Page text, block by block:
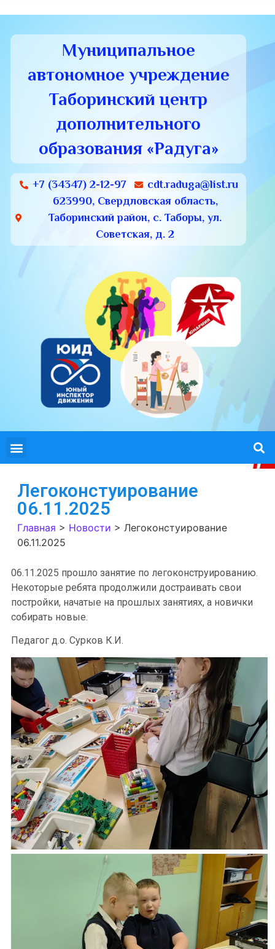
Муниципальное
автономное учреждение
Таборинский центр
дополнительного
образования «Радуга»
+7 (34347) 2-12-97
cdt.raduga@list.ru
623990, Свердловская область,
Таборинский район, с. Таборы, ул.
Советская, д. 2
Легоконстуирование
06.11.2025
Главная > Новости > Легоконстуирование
06.11.2025
06.11.2025 прошло занятие по легоконструированию.
Некоторые ребята продолжили достраивать свои
постройки, начатые на прошлых занятиях, а новички
собирать новые.
Педагог д.о. Сурков К.И.